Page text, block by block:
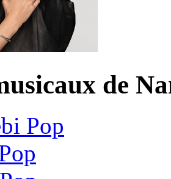
de
Pop